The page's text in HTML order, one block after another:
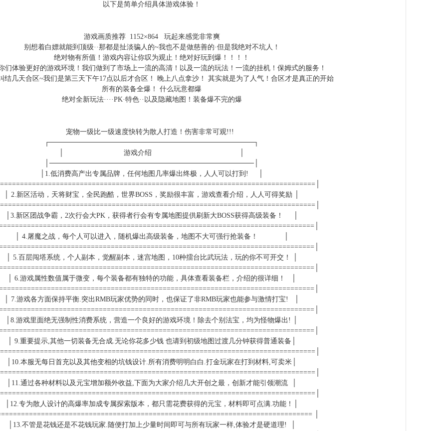
以下是简单介绍具体游戏体验！
游戏画质推荐 1152×864 玩起来感觉非常爽
别想着白嫖就能到顶级··那都是扯淡骗人的~我也不是做慈善的·但是我绝对不坑人！
绝对物有所值！游戏内容让你叹为观止！绝对好玩到爆！！！！
们体验更好的游戏环境！我们做到了市场上一流的高清！以及一流的玩法！一流的挂机！保姆式的服务！
结几天合区~我们是第三天下午17点以后才合区！ 晚上八点拿沙！ 其实就是为了人气！合区才是真正的开始
所有的装备全爆！ 什么玩意都爆
绝对全新玩法····PK·特色··以及隐藏地图！装备爆不完的爆
宠物一级比一级速度快转为散人打造！伤害非常可观!!!
┌─────────────────────────────────────────┐
│ 游戏介绍 │
│─────────────────────────────────────────│
│1.低消费高产出专属品牌，任何地图几率爆出终极，人人可以打到! │
│ 2.新区活动，天将财宝，全民跑酷，世界BOSS，奖励很丰富，游戏查看介绍，人人可得奖励 │
│3.新区团战争霸，2次行会大PK，获得者行会有专属地图提供刷新大BOSS获得高级装备！ │
│ 4.屠魔之战，每个人可以进入，随机爆出高级装备，地图不大可强行抢装备！ │
│ 5.百层闯塔系统，个人副本，觉醒副本，迷宫地图，10种擂台比武玩法，玩的你不可开交！ │
│ 6.游戏属性数值属于微变，每个装备都有独特的功能，具体查看装备栏，介绍的很详细！ │
│ 7.游戏各方面保持平衡.突出RMB玩家优势的同时，也保证了非RMB玩家也能参与激情打宝! │
│8.游戏里面绝无强制性消费系统，营造一个良好的游戏环境！除去个别法宝，均为怪物爆出! │
│ 9.重要提示,其他一切装备无合成.无论你花多少钱 也请到初级地图过渡几分钟获得普通装备│
│10.本服无每日首充以及其他变相的坑钱设计.所有消费明明白白.打金玩家在打到材料,可卖米│
│11.通过各种材料以及元宝增加额外收益,下面为大家介绍几大开创之最，创新才能引领潮流 │
│12.专为散人设计的高爆率加成专属探索版本，都只需花费获得的元宝，材料即可点满.功能！│
│
│13.不管是花钱还是不花钱玩家.随便打加上少量时间即可与所有玩家一样,体验才是硬道理! │